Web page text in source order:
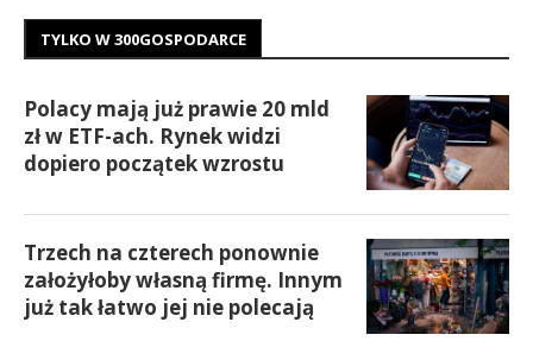
TYLKO W 300GOSPODARCE
Polacy mają już prawie 20 mld
zł w ETF-ach. Rynek widzi
dopiero początek wzrostu
Trzech na czterech ponownie
założyłoby własną firmę. Innym
już tak łatwo jej nie polecają